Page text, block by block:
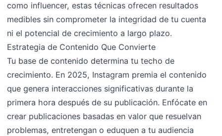
como influencer, estas técnicas ofrecen resultados
medibles sin comprometer la integridad de tu cuenta
ni el potencial de crecimiento a largo plazo.
Estrategia de Contenido Que Convierte
Tu base de contenido determina tu techo de
crecimiento. En 2025, Instagram premia el contenido
que genera interacciones significativas durante la
primera hora después de su publicación. Enfócate en
crear publicaciones basadas en valor que resuelvan
problemas, entretengan o eduquen a tu audiencia